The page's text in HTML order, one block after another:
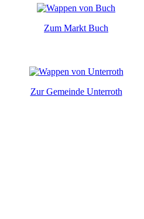
Zum Markt Buch
Zur Gemeinde Unterroth